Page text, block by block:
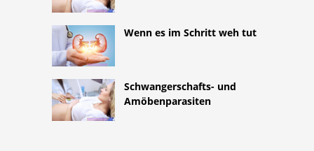
Wenn es im Schritt weh tut
Schwangerschafts- und
Amöbenparasiten